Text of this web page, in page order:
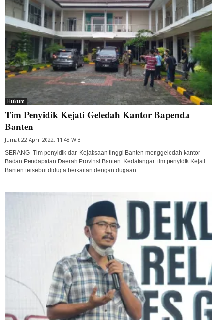
Hukum
Tim Penyidik Kejati Geledah Kantor Bapenda
Banten
Jumat 22 April 2022, 11:48 WIB
SERANG- Tim penyidik dari Kejaksaan tinggi Banten menggeledah kantor
Badan Pendapatan Daerah Provinsi Banten. Kedatangan tim penyidik Kejati
Banten tersebut diduga berkaitan dengan dugaan...